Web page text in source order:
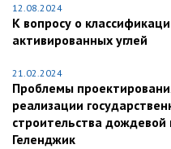
12.08.2024
К вопросу о
активированных углей
21.02.2024
Проблемы
реализации
строительства
Геленджик